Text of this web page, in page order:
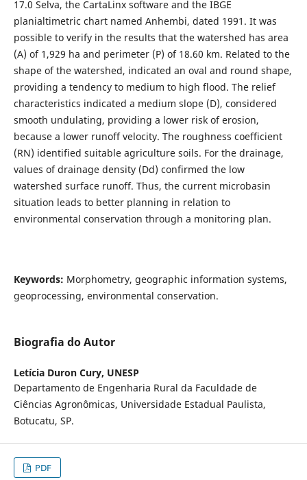
17.0 Selva, the CartaLinx software and the IBGE
planialtimetric chart named Anhembi, dated 1991. It was
possible to verify in the results that the watershed has area
(A) of 1,929 ha and perimeter (P) of 18.60 km. Related to the
shape of the watershed, indicated an oval and round shape,
providing a tendency to medium to high flood. The relief
characteristics indicated a medium slope (D), considered
smooth undulating, providing a lower risk of erosion,
because a lower runoff velocity. The roughness coefficient
(RN) identified suitable agriculture soils. For the drainage,
values of drainage density (Dd) confirmed the low
watershed surface runoff. Thus, the current microbasin
situation leads to better planning in relation to
environmental conservation through a monitoring plan.
Keywords: Morphometry, geographic information systems,
geoprocessing, environmental conservation.
Biografia do Autor
Letícia Duron Cury, UNESP
Departamento de Engenharia Rural da Faculdade de
Ciências Agronômicas, Universidade Estadual Paulista,
Botucatu, SP.
PDF